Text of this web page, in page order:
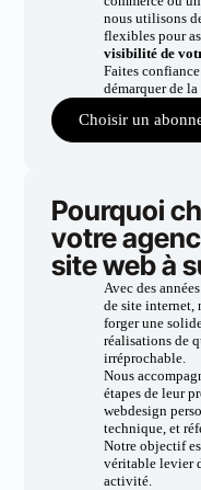
nous utilisons
flexibles pour
visibilité de
Faites
démarquer de
Choisir un
Pourquoi
votre
site web à
Avec des
de site internet,
forger une
réalisations de
irréprochable.
Nous
étapes de leur
webdesign
technique, et
Notre objectif
véritable levier
activité.